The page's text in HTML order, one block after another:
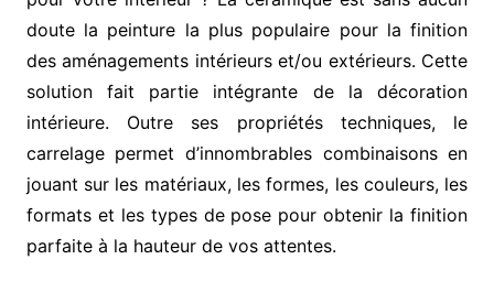
doute la peinture la plus populaire pour la finition
des aménagements intérieurs et/ou extérieurs. Cette
solution fait partie intégrante de la décoration
intérieure. Outre ses propriétés techniques, le
carrelage permet d’innombrables combinaisons en
jouant sur les matériaux, les formes, les couleurs, les
formats et les types de pose pour obtenir la finition
parfaite à la hauteur de vos attentes.